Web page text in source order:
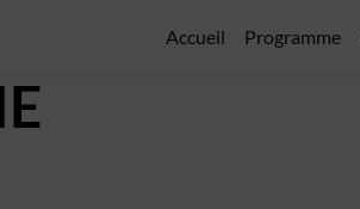
Accueil Programme